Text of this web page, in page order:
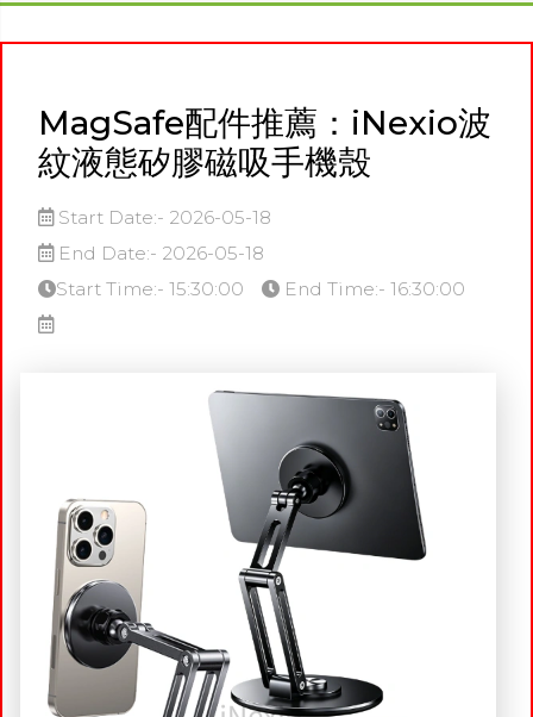
MagSafe配件推薦：iNexio波
紋液態矽膠磁吸手機殼
Start Date:- 2026-05-18
End Date:- 2026-05-18
Start Time:- 15:30:00
End Time:- 16:30:00